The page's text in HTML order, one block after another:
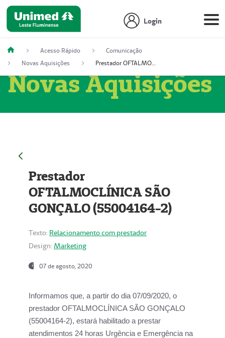
Login
Acesso Rápido
Comunicação
Novas Aquisições
Prestador OFTALMOCLÍNICA SÃO GONÇALO (55004164-2)
Novas Aquisições
Prestador
OFTALMOCLÍNICA SÃO
GONÇALO (55004164-2)
Texto: Relacionamento com prestador
Design: Marketing
07 de agosto, 2020
Informamos que, a partir do dia 07/09/2020, o
prestador OFTALMOCLÍNICA SÃO GONÇALO
(55004164-2), estará habilitado a prestar
atendimentos 24 horas Urgência e Emergência na